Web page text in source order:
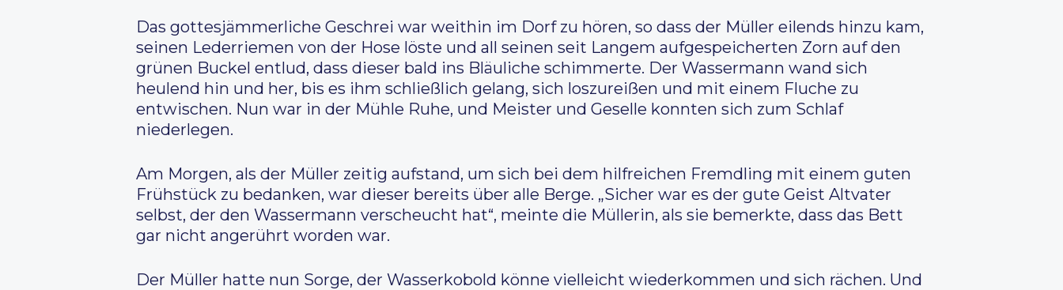
Das gottesjämmerliche Geschrei war weithin im Dorf zu hören, so dass der Müller eilends hinzu kam,
seinen Lederriemen von der Hose löste und all seinen seit Langem aufgespeicherten Zorn auf den
grünen Buckel entlud, dass dieser bald ins Bläuliche schimmerte. Der Wassermann wand sich
heulend hin und her, bis es ihm schließlich gelang, sich loszureißen und mit einem Fluche zu
entwischen. Nun war in der Mühle Ruhe, und Meister und Geselle konnten sich zum Schlaf
niederlegen.
Am Morgen, als der Müller zeitig aufstand, um sich bei dem hilfreichen Fremdling mit einem guten
Frühstück zu bedanken, war dieser bereits über alle Berge. „Sicher war es der gute Geist Altvater
selbst, der den Wassermann verscheucht hat“, meinte die Müllerin, als sie bemerkte, dass das Bett
gar nicht angerührt worden war.
Der Müller hatte nun Sorge, der Wasserkobold könne vielleicht wiederkommen und sich rächen. Und